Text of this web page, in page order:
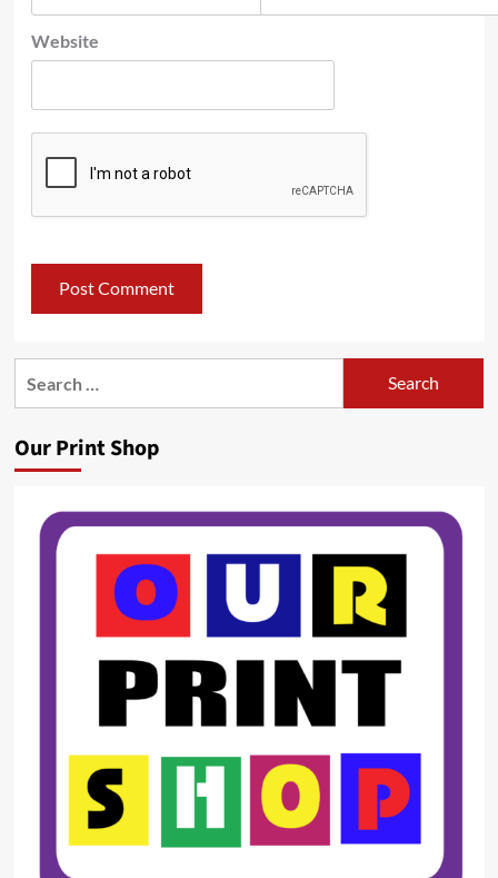
Website
Our Print Shop